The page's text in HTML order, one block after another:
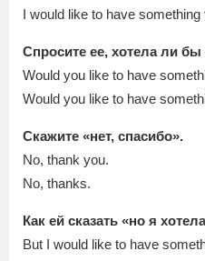
I would like to have something
Спросите ее, хотела ли
Would you like to have
Would you like to have
Скажите «нет, спасибо».
No, thank you.
No, thanks.
Как ей сказать «но я
But I would like to have